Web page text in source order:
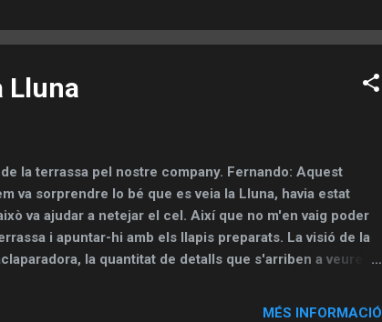
Lluna
la terrassa pel nostre company. Fernando: Aquest
va sorprendre lo bé que es veia la Lluna, havia estat
va ajudar a netejar el cel. Així que no m'en vaig poder
i apuntar-hi amb els llapis preparats. La visió de la
la quantitat de detalls que s'arriben a veure fa
lunars. Però la meva intenció era un altre, plasmar en
MÉS INFORMACIÓ